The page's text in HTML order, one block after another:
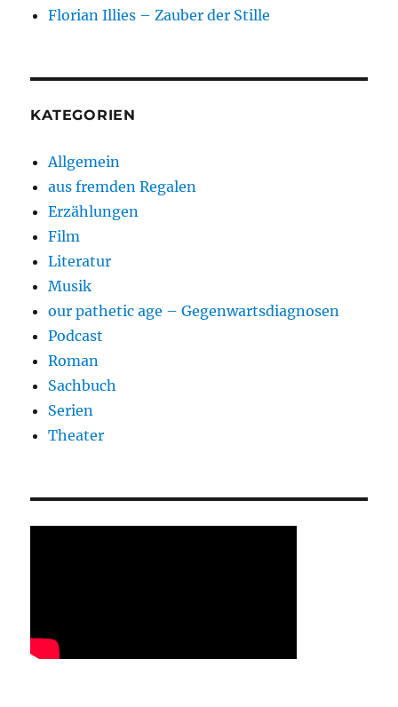
Florian Illies – Zauber der Stille
KATEGORIEN
Allgemein
aus fremden Regalen
Erzählungen
Film
Literatur
Musik
our pathetic age – Gegenwartsdiagnosen
Podcast
Roman
Sachbuch
Serien
Theater